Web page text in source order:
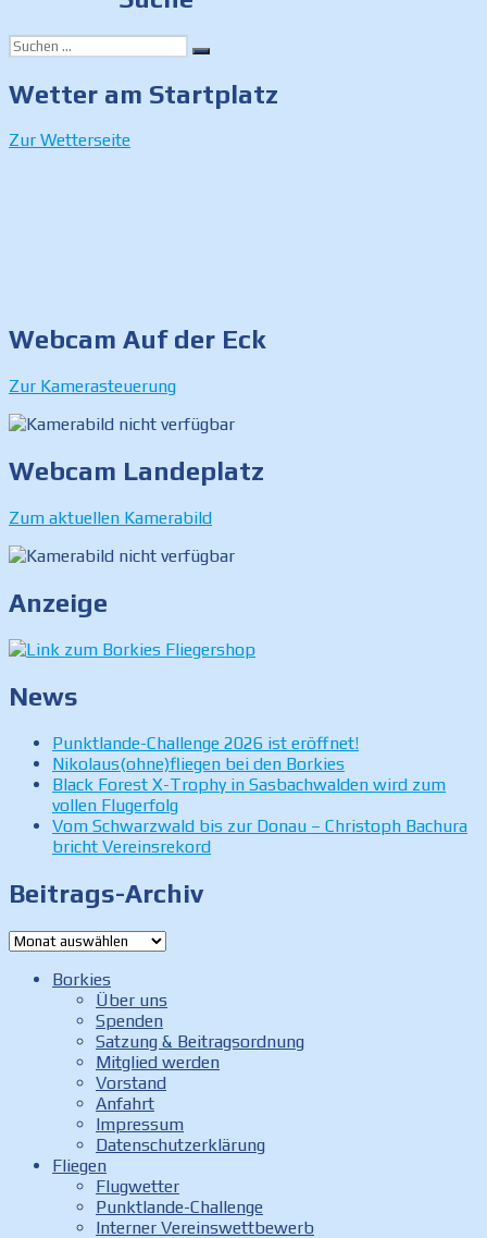
Suchen
nach:
Suchen
Wetter am Startplatz
Zur Wetterseite
Webcam Auf der Eck
Zur Kamerasteuerung
Webcam Landeplatz
Zum aktuellen Kamerabild
Anzeige
News
Punktlande-Challenge 2026 ist eröffnet!
Nikolaus(ohne)fliegen bei den Borkies
Black Forest X-Trophy in Sasbachwalden wird zum
vollen Flugerfolg
Vom Schwarzwald bis zur Donau – Christoph Bachura
bricht Vereinsrekord
Beitrags-Archiv
Beitrags-
Borkies
Über uns
Spenden
Satzung & Beitragsordnung
Mitglied werden
Vorstand
Anfahrt
Impressum
Datenschutzerklärung
Fliegen
Flugwetter
Punktlande-Challenge
Interner Vereinswettbewerb